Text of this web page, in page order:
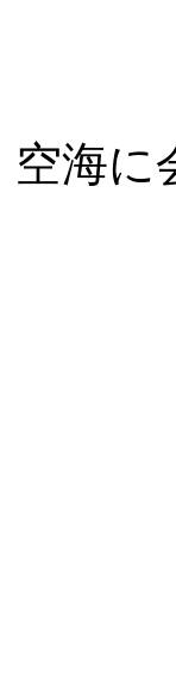
空海に